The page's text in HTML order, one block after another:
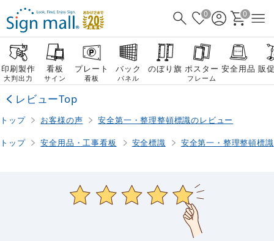
0 0
印刷製作
大判出力
看板
サイン
プレート
看板
バック
パネル
のぼり旗 ポスター
フレーム
安全用品 販
レビューTop
トップ お客様の声 安全第一・整理整頓標識のレビュー
トップ 安全用品・工事看板 安全標識 安全第一・整理整頓標識